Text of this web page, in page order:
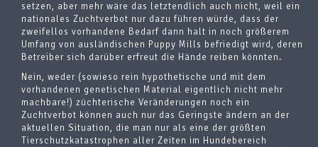
setzen, aber mehr wäre das letztendlich auch nicht, weil ein
nationales Zuchtverbot nur dazu führen würde, dass der
zweifellos vorhandene Bedarf dann halt in noch größerem
Umfang von ausländischen Puppy Mills befriedigt wird, deren
Betreiber sich darüber erfreut die Hände reiben könnten.
Nein, weder (sowieso rein hypothetische und mit dem
vorhandenen genetischen Material eigentlich nicht mehr
machbare!) züchterische Veränderungen noch ein
Zuchtverbot können auch nur das Geringste ändern an der
aktuellen Situation, die man nur als eine der größten
Tierschutzkatastrophen aller Zeiten im Hundebereich